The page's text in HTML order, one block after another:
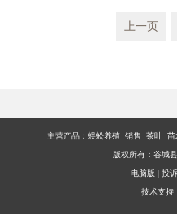
上一页
主营产品： 蜈蚣养殖 销售 茶叶 苗
版权所有：谷城
电脑版 | 投
技术支持